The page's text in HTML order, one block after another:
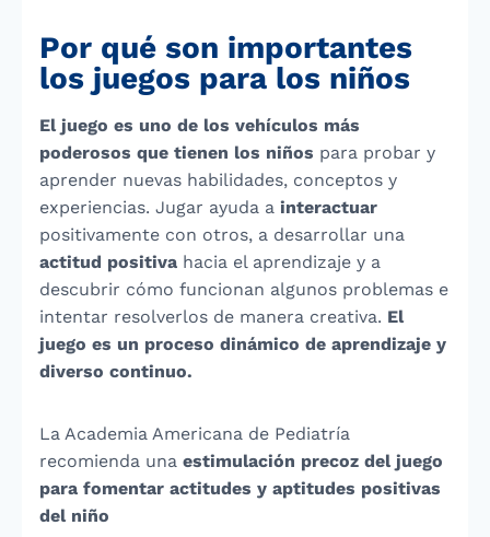
Por qué son importantes
los juegos para los niños
El juego es uno de los vehículos más
poderosos que tienen los niños para probar y
aprender nuevas habilidades, conceptos y
experiencias. Jugar ayuda a interactuar
positivamente con otros, a desarrollar una
actitud positiva hacia el aprendizaje y a
descubrir cómo funcionan algunos problemas e
intentar resolverlos de manera creativa. El
juego es un proceso dinámico de aprendizaje y
diverso continuo.
La Academia Americana de Pediatría
recomienda una estimulación precoz del juego
para fomentar actitudes y aptitudes positivas
del niño